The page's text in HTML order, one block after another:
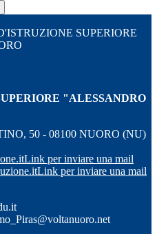
SUPERIORE
"ALESSANDRO
50 - 08100 NUORO (NU)
Link per inviare una mail
Link per inviare una mail